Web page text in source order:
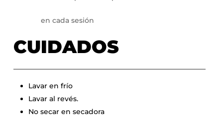
en cada sesión
CUIDADOS
Lavar en frío
Lavar al revés.
No secar en secadora